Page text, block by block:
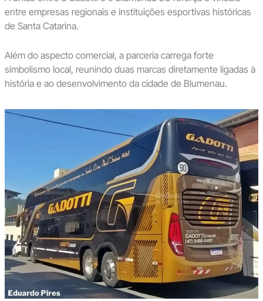
entre empresas regionais e instituições esportivas históricas
de Santa Catarina.
Além do aspecto comercial, a parceria carrega forte
simbolismo local, reunindo duas marcas diretamente ligadas à
história e ao desenvolvimento da cidade de Blumenau.